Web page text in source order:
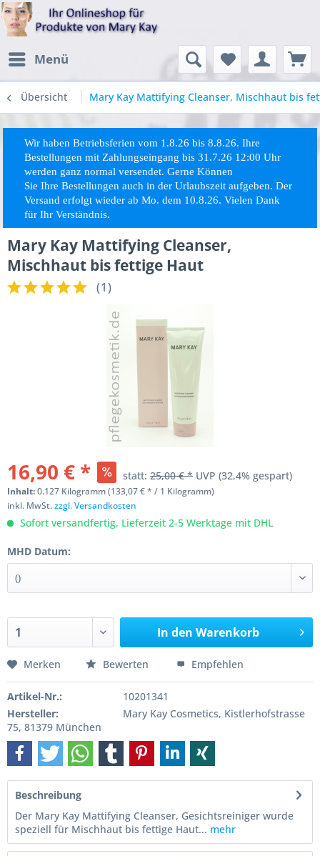
Menü
Übersicht Mary Kay Mattifying Cleanser, Mischhaut bis
Wir haben Betriebsferien vom 1.8.26 bis 8.8.26. Ihre
Bestellungen mit Zahlungseingang bis 31.7.26 12:00 Uhr
werden ganz normal versendet. Gerne Können
SieIhreBestellungen auch in der Urlaubszeit aufgeben. Der
Versand erfolgt wieder ab Mo. dem 10.8.26. Vielen Dank
für Ihr Verständnis.
Mary Kay Mattifying Cleanser,
Mischhaut bis fettige Haut
(1)
16,90 € * statt: 25,00 € * UVP (32,4% gespart)
Inhalt:0.127 Kilogramm (133,07 € * / 1 Kilogramm)
inkl. MwSt.zzgl. Versandkosten
Sofort versandfertig, Lieferzeit 2-5 Werktage mit DHL
MHD Datum:
In den Warenkorb
Merken Bewerten Empfehlen
Artikel-Nr.:
10201341
Hersteller:
Mary Kay Cosmetics, Kistlerhofstrasse
75, 81379 München
Beschreibung
Der Mary Kay Mattifying Cleanser, Gesichtsreiniger wurde
speziell für Mischhaut bis fettige Haut... mehr